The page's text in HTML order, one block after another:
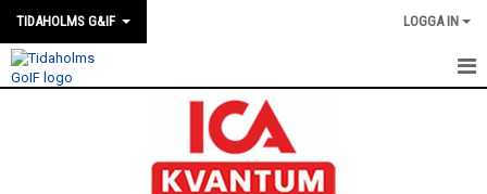
TIDAHOLMS G&IF LOGGA IN